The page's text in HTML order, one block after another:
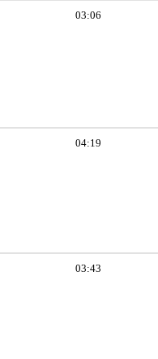
03:06
04:19
03:43